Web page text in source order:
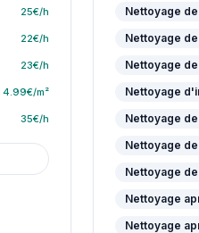
25€/h
22€/h
23€/h
4.99€/m²
35€/h
Nettoyage
Nettoyage
Nettoyage
Nettoyage
Nettoyage
Nettoyage
Nettoyage
Nettoyage
Nettoyage